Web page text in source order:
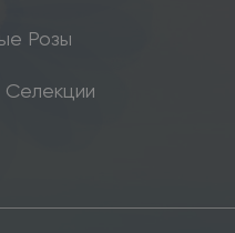
Розы
Селекции